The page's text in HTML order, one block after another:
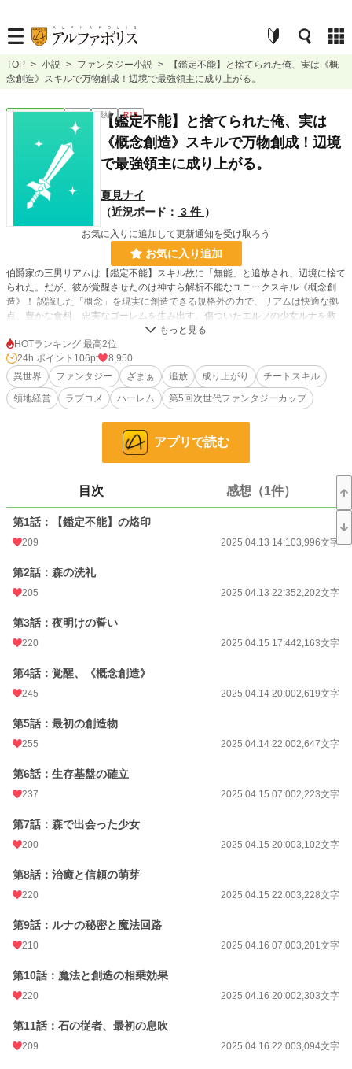
TOP > 小説 > ファンタジー小説 >
【鑑定不能】と捨てられた俺、実は《概
念創造》スキルで万物創成！辺境で最強領主に成り上がる。
ファンタジー 完結 長編 R15
【鑑定不能】と捨てられた俺、実は
《概念創造》スキルで万物創成！辺境
で最強領主に成り上がる。
夏見ナイ
（近況ボード： 3 件 ）
お気に入りに追加して更新通知を受け取ろう
お気に入り追加
伯爵家の三男リアムは【鑑定不能】スキル故に「無能」と追放され、辺境に捨て
られた。だが、彼が覚醒させたのは神すら解析不能なユニークスキル《概念創
造》！ 認識した「概念」を現実に創造できる規格外の力で、リアムは快適な拠
点、豊かな食料、忠実なゴーレムを生み出す。傷ついたエルフの少女ルナを救
い、彼女と共に未開の地を開拓。やがて獣人ミリア、元貴族令嬢セレスなど訳あ
りの仲間が集い、小さな村は驚異的に発展していく。一方、リアムを捨てた王国
や実家は衰退し、彼の力を奪おうと画策するが…？ 無能と蔑まれた少年が最強
スキルで理想郷を築き、自分を陥れた者たちに鉄槌を下す、爽快成り上がりファ
ンタジー！
10,074 位 / 228,743 件
1,979 位 / 53,296 件
文字数 259,548
初回公開日時
週間ポイント
月間ポイント 1,349 pt (20,314 位)
年間ポイント
累計ポイント 197,642 pt (20,115 位)
HOTランキング 最高2位
24h.ポイント 106pt
8,950
異世界
ファンタジー ざまぁ 追放 成り上がり
チートスキル
領地経営
ラブコメ ハーレム 第5回次世代ファンタジーカップ
アプリで読む
目次 感想（1件）
第1話：【鑑定不能】の烙印
209 2025.04.13 14:103,996文字
第2話：森の洗礼
205 2025.04.13 22:352,202文字
第3話：夜明けの誓い
220 2025.04.15 17:442,163文字
第4話：覚醒、《概念創造》
245 2025.04.14 20:002,619文字
第5話：最初の創造物
255 2025.04.14 22:002,647文字
第6話：生存基盤の確立
237 2025.04.15 07:002,223文字
第7話：森で出会った少女
200 2025.04.15 20:003,102文字
第8話：治癒と信頼の萌芽
220 2025.04.15 22:003,228文字
第9話：ルナの秘密と魔法回路
210 2025.04.16 07:003,201文字
第10話：魔法と創造の相乗効果
220 2025.04.16 20:002,303文字
第11話：石の従者、最初の息吹
209 2025.04.16 22:003,094文字